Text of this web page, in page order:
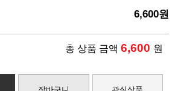
6,600원
총 상품 금액 6,600 원